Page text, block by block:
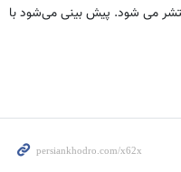
منتشر می شود. پیش بینی می‌شود با